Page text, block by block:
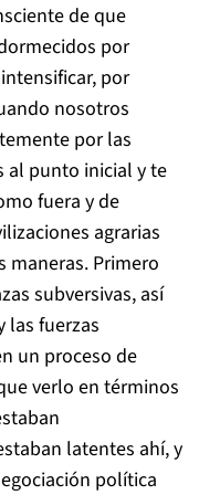
de que
por
por
nosotros
por las
al punto inicial y te
fuera y de
agrarias
maneras. Primero
subversivas, así
las fuerzas
un proceso de
verlo en términos
latentes ahí, y
política